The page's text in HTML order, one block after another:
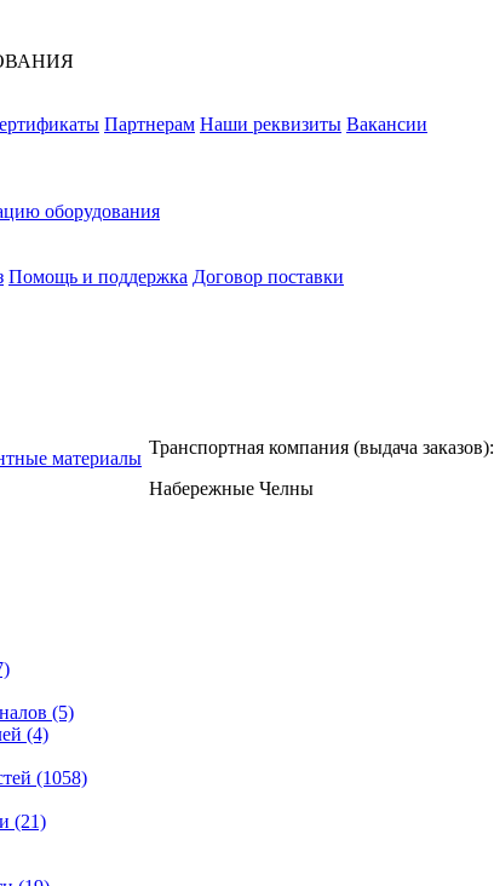
Партнерам Наши реквизиты Вакансии
оборудования
Помощь и поддержка Договор поставки
материалы
Транспортная компания (выдача заказов):
Набережные Челны
(5)
(4)
(1058)
(21)